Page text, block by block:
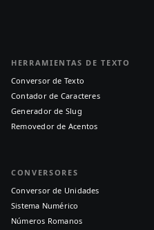
HERRAMIENTAS DE TEXTO
Conversor de Texto
Contador de Caracteres
Generador de Slug
Removedor de Acentos
CONVERSORES
Conversor de Unidades
Sistema Numérico
Números Romanos